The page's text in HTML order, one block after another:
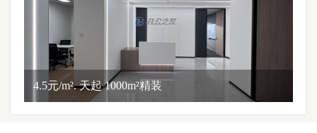
4.5元/m². 天起 1000m²精装